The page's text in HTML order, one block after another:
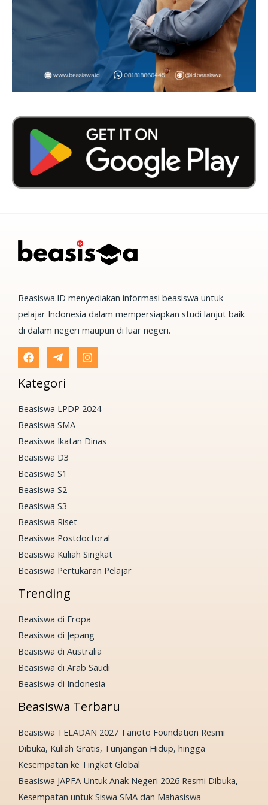
Beasiswa.ID menyediakan informasi beasiswa untuk
pelajar Indonesia dalam mempersiapkan studi lanjut baik
di dalam negeri maupun di luar negeri.
Kategori
Beasiswa LPDP 2024
Beasiswa SMA
Beasiswa Ikatan Dinas
Beasiswa D3
Beasiswa S1
Beasiswa S2
Beasiswa S3
Beasiswa Riset
Beasiswa Postdoctoral
Beasiswa Kuliah Singkat
Beasiswa Pertukaran Pelajar
Trending
Beasiswa di Eropa
Beasiswa di Jepang
Beasiswa di Australia
Beasiswa di Arab Saudi
Beasiswa di Indonesia
Beasiswa Terbaru
Beasiswa TELADAN 2027 Tanoto Foundation Resmi
Dibuka, Kuliah Gratis, Tunjangan Hidup, hingga
Kesempatan ke Tingkat Global
Beasiswa JAPFA Untuk Anak Negeri 2026 Resmi Dibuka,
Kesempatan untuk Siswa SMA dan Mahasiswa